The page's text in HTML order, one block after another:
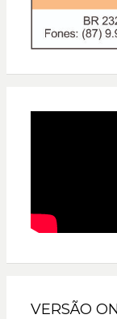
VERSÃO